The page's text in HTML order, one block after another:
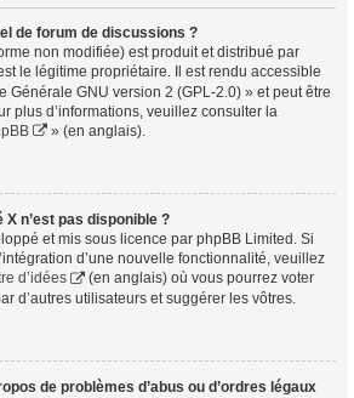
de forum de discussions ?
non modifiée) est produit et distribué par
le légitime propriétaire. Il est rendu accessible
Générale GNU version 2 (GPL-2.0) » et peut être
plus d’informations, veuillez consulter la
» (en anglais).
n’est pas disponible ?
et mis sous licence par phpBB Limited. Si
d’une nouvelle fonctionnalité, veuillez
d’idées
(en anglais) où vous pourrez voter
d’autres utilisateurs et suggérer les vôtres.
de problèmes d’abus ou d’ordres légaux